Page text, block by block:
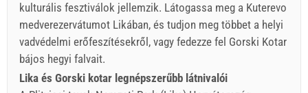
kulturális fesztiválok jellemzik. Látogassa meg a Kuterevo
medverezervátumot Likában, és tudjon meg többet a helyi
vadvédelmi erőfeszítésekről, vagy fedezze fel Gorski Kotar
bájos hegyi falvait.
Lika és Gorski kotar legnépszerűbb látnivalói